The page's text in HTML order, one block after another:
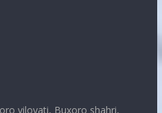
viloyati, Buxoro shahri,